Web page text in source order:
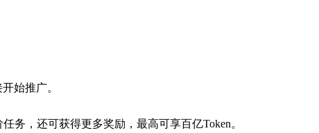
始推广。
务，还可获得更多奖励，最高可享百亿Token。